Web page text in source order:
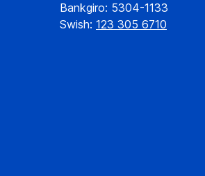
Bankgiro: 5304-1133
Swish: 123 305 6710